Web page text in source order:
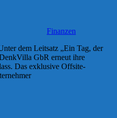
Finanzen
dem Leitsatz „Ein Tag, der
GbR erneut ihre
Das exklusive Offsite-